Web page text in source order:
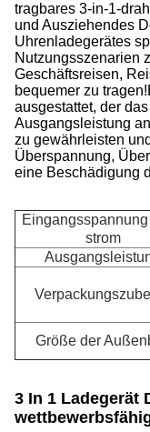
tragbares 3-in-1-
und Ausziehendes
Uhrenladegerätes
Nutzungsszenarien
Geschäftsreisen,
bequemer zu
ausgestattet, der
Ausgangsleistung
zu gewährleisten
Überspannung,
eine Beschädigung
strom
Größe der
3 In 1 Ladegerät